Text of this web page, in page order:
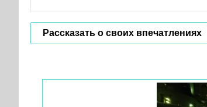
Рассказать о своих впечатлениях